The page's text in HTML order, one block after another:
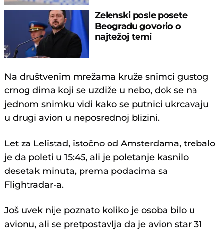
Zelenski posle posete
Beogradu govorio o
najtežoj temi
Na društvenim mrežama kruže snimci gustog
crnog dima koji se uzdiže u nebo, dok se na
jednom snimku vidi kako se putnici ukrcavaju
u drugi avion u neposrednoj blizini.
Let za Lelistad, istočno od Amsterdama, trebalo
je da poleti u 15:45, ali je poletanje kasnilo
desetak minuta, prema podacima sa
Flightradar-a.
Još uvek nije poznato koliko je osoba bilo u
avionu, ali se pretpostavlja da je avion star 31